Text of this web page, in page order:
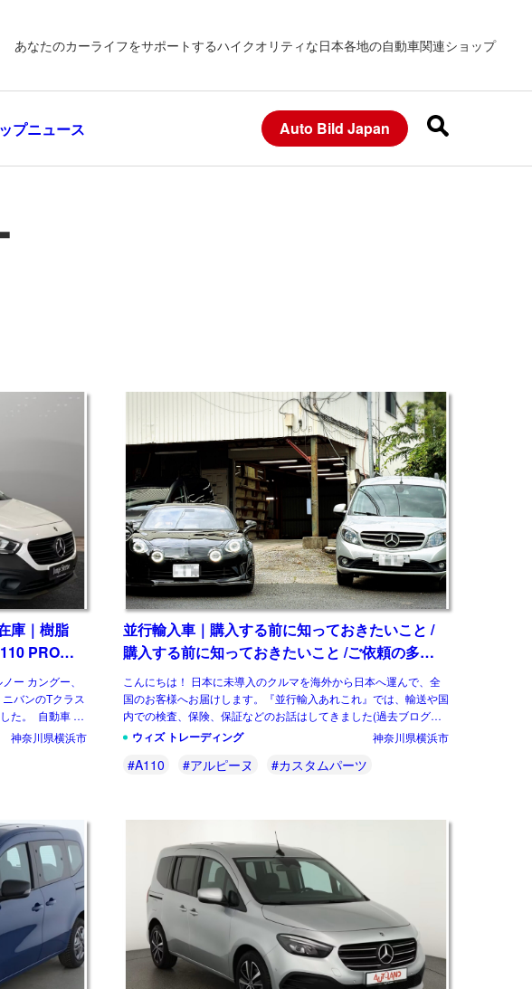
あなたのカーライフをサポートするハイクオリティな日本各地の自動車関連ショップ
プニュース Auto Bild Japan
庫｜樹脂
PRO
ー カングー、
バンのTクラス
た。 自動車 し
神奈川県横浜市
並行輸入車｜購入する前に知っておきたいこと /
購入する前に知っておきたいこと /ご依頼の多い
パーツ アルピーヌ A110欧州の純正部品やカス
タム・チューニングパーツも何とかなる！②
こんにちは！ 日本に未導入のクルマを海外から日本へ運んで、全
国のお客様へお届けします。『並行輸入あれこれ』では、輸送や国
内での検査、保険、保証などのお話はしてきました(過去ブログ参
照)。今回は並行輸入車｜購入する前に知っ […]
ウィズ トレーディング 神奈川県横浜市
#A110 #アルピーヌ #カスタムパーツ